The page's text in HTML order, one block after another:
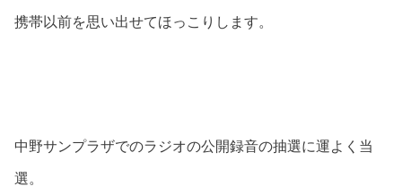
携帯以前を思い出せてほっこりします。
中野サンプラザでのラジオの公開録音の抽選に運よく当
選。